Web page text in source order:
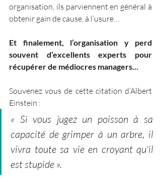
organisation, ils parviennent en général à
obtenir gain de cause, à l’usure…
Et finalement, l’organisation y perd
souvent d’excellents experts pour
récupérer de médiocres managers...
Souvenez vous de cette citation d’Albert
Einstein :
« Si vous jugez un poisson à sa
capacité de grimper à un arbre, il
vivra toute sa vie en croyant qu'il
est stupide ».